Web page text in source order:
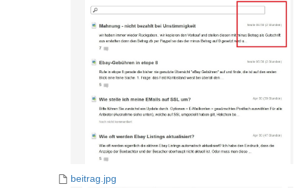
beitrag.jpg